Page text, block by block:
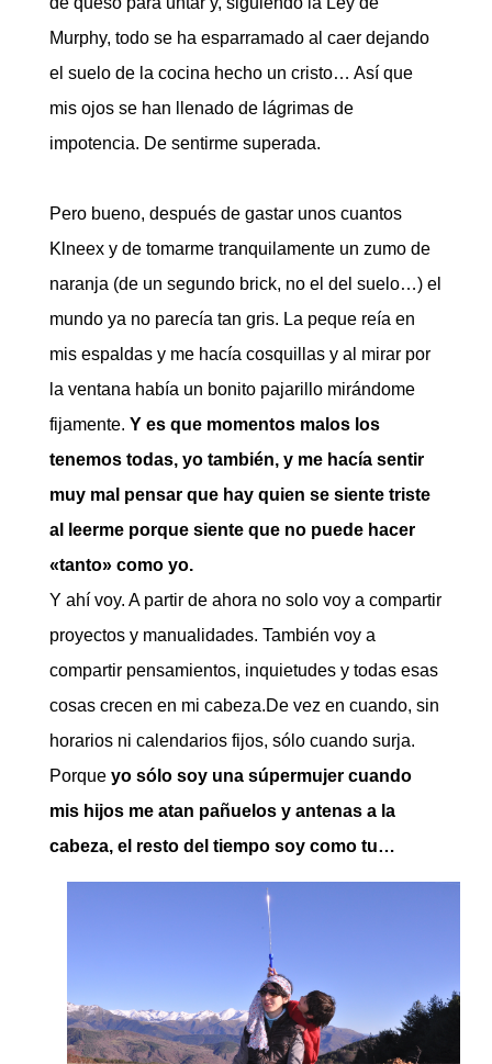
Murphy, todo se ha esparramado al caer dejando
el suelo de la cocina hecho un cristo… Así que
mis ojos se han llenado de lágrimas de
impotencia. De sentirme superada.
Pero bueno, después de gastar unos cuantos
Klneex y de tomarme tranquilamente un zumo de
naranja (de un segundo brick, no el del suelo…) el
mundo ya no parecía tan gris. La peque reía en
mis espaldas y me hacía cosquillas y al mirar por
la ventana había un bonito pajarillo mirándome
fijamente. Y es que momentos malos los
tenemos todas, yo también, y me hacía sentir
muy mal pensar que hay quien se siente triste
al leerme porque siente que no puede hacer
«tanto» como yo.
Y ahí voy. A partir de ahora no solo voy a compartir
proyectos y manualidades. También voy a
compartir pensamientos, inquietudes y todas esas
cosas crecen en mi cabeza.De vez en cuando, sin
horarios ni calendarios fijos, sólo cuando surja.
Porque yo sólo soy una súpermujer cuando
mis hijos me atan pañuelos y antenas a la
cabeza, el resto del tiempo soy como tu…